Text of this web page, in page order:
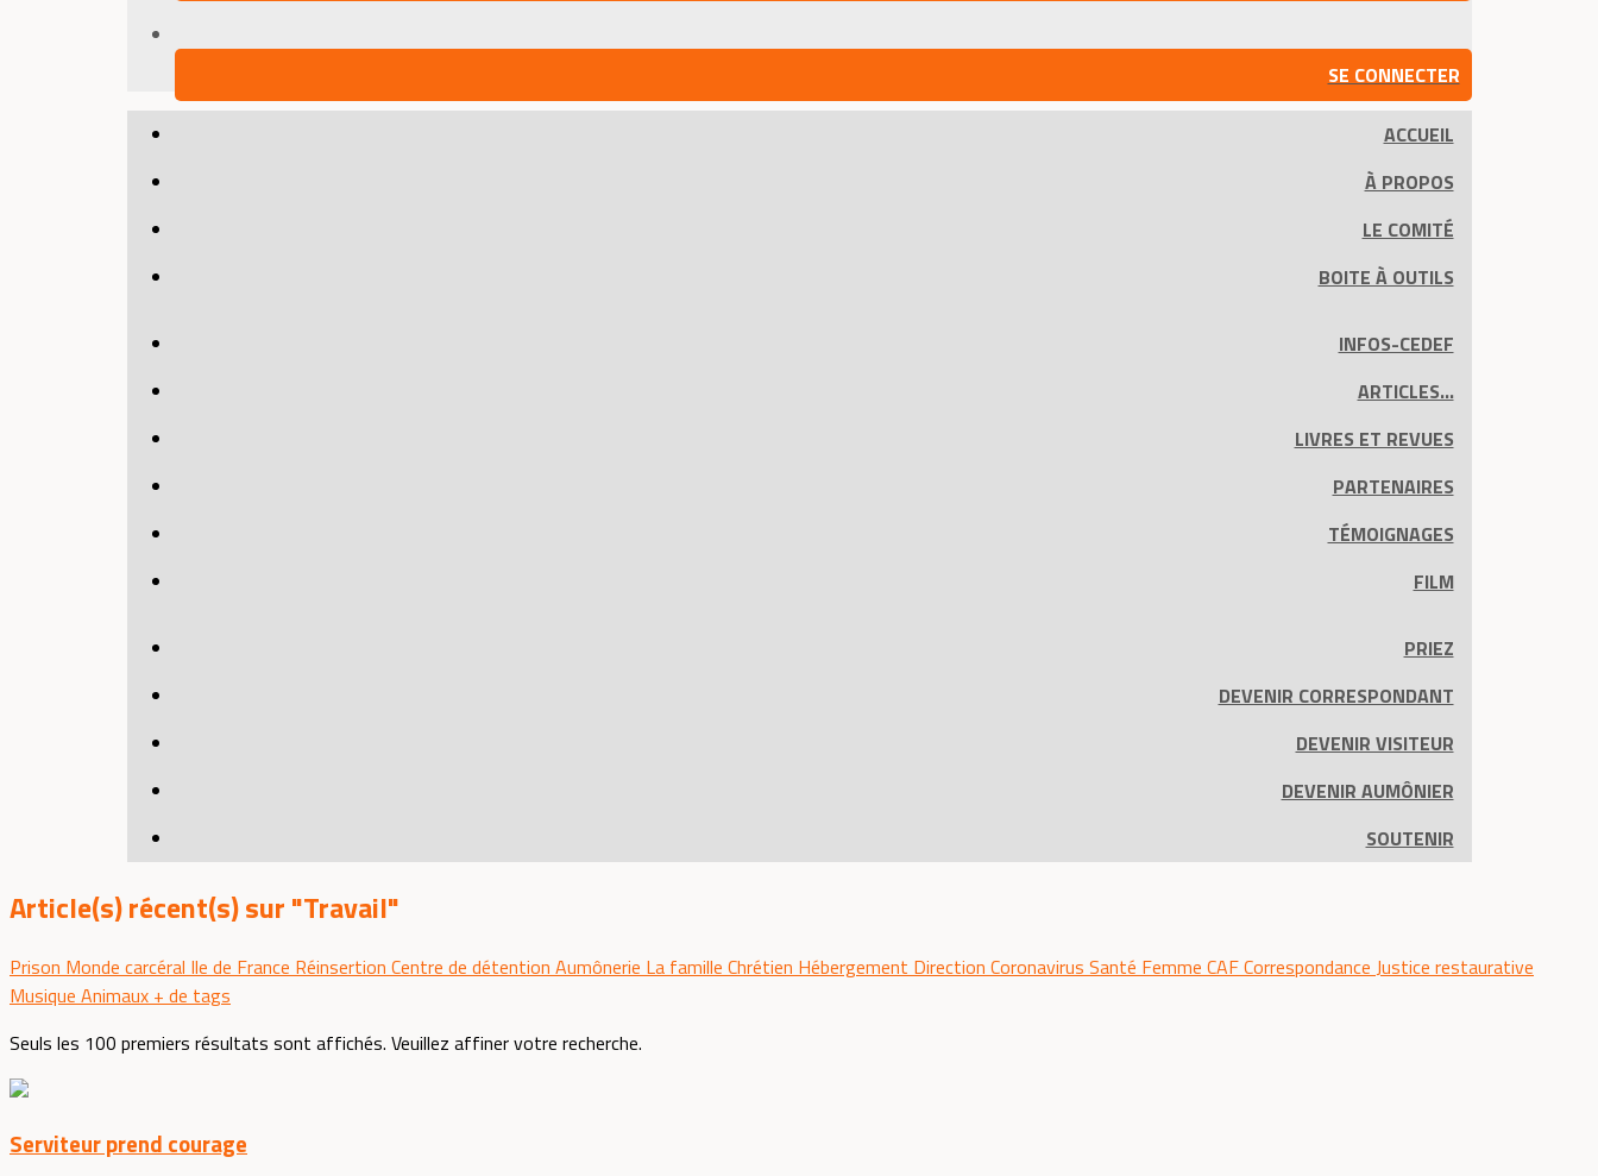
SE CONNECTER
ACCUEIL
À PROPOS
LE COMITÉ
BOITE À OUTILS
INFOS-CEDEF
ARTICLES...
LIVRES ET REVUES
PARTENAIRES
TÉMOIGNAGES
FILM
PRIEZ
DEVENIR CORRESPONDANT
DEVENIR VISITEUR
DEVENIR AUMÔNIER
SOUTENIR
Article(s) récent(s) sur "Travail"
Prison Monde carcéral Ile de France Réinsertion Centre de détention Aumônerie La famille Chrétien Hébergement Direction Coronavirus Santé Femme CAFCorrespondance Justice restaurative
Musique Animaux + de tags
Seuls les 100 premiers résultats sont affichés. Veuillez affiner votre recherche.
Serviteur prend courage